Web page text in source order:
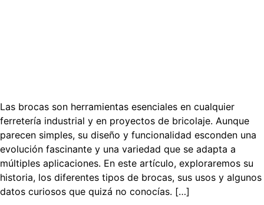
Las brocas son herramientas esenciales en cualquier
ferretería industrial y en proyectos de bricolaje. Aunque
parecen simples, su diseño y funcionalidad esconden una
evolución fascinante y una variedad que se adapta a
múltiples aplicaciones. En este artículo, exploraremos su
historia, los diferentes tipos de brocas, sus usos y algunos
datos curiosos que quizá no conocías. […]